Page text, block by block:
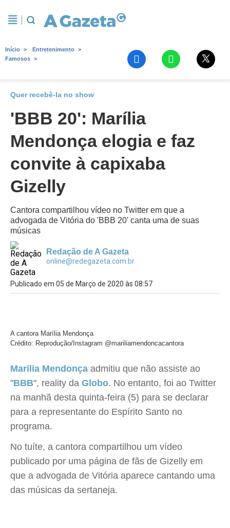
Início
Entretenimento
Famosos
Quer recebê-la no show
'BBB 20': Marília
Mendonça elogia e faz
convite à capixaba
Gizelly
Cantora compartilhou vídeo no Twitter em que a
advogada de Vitória do 'BBB 20' canta uma de suas
músicas
Redação de A Gazeta
online@redegazeta.com.br
Publicado em 05 de Março de 2020 às 08:57
A cantora Marília Mendonça
Crédito: Reprodução/Instagram @mariliamendoncacantora
Marilia Mendonça admitiu que não assiste ao
"BBB", reality da Globo. No entanto, foi ao Twitter
na manhã desta quinta-feira (5) para se declarar
para a representante do Espírito Santo no
programa.
No tuíte, a cantora compartilhou um vídeo
publicado por uma página de fãs de Gizelly em
que a advogada de Vitória aparece cantando uma
das músicas da sertaneja.